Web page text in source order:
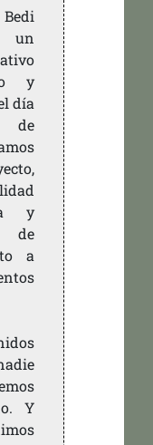
un
y
día
de
y
a
Y